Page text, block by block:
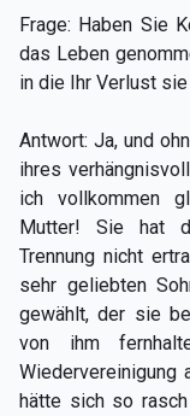
Frage: Haben Sie
das Leben
in die Ihr Verlust
Antwort: Ja, und
ihres
ich vollkommen
Mutter! Sie hat
Trennung nicht
sehr geliebten
gewählt, der sie
von ihm
Wiedervereinigung
hätte sich so